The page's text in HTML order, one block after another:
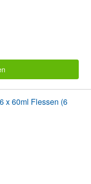
x 60ml Flessen (6